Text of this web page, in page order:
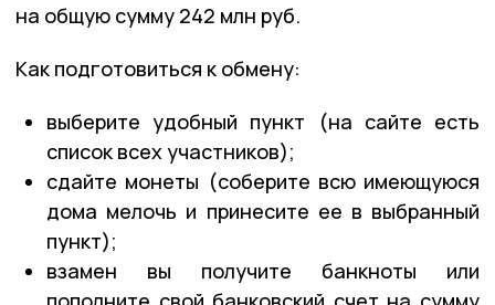
на общую сумму 242 млн руб.
Как подготовиться к обмену:
выберите удобный пункт (на сайте есть
список всех участников);
сдайте монеты (соберите всю имеющуюся
дома мелочь и принесите ее в выбранный
пункт);
взамен вы получите банкноты или